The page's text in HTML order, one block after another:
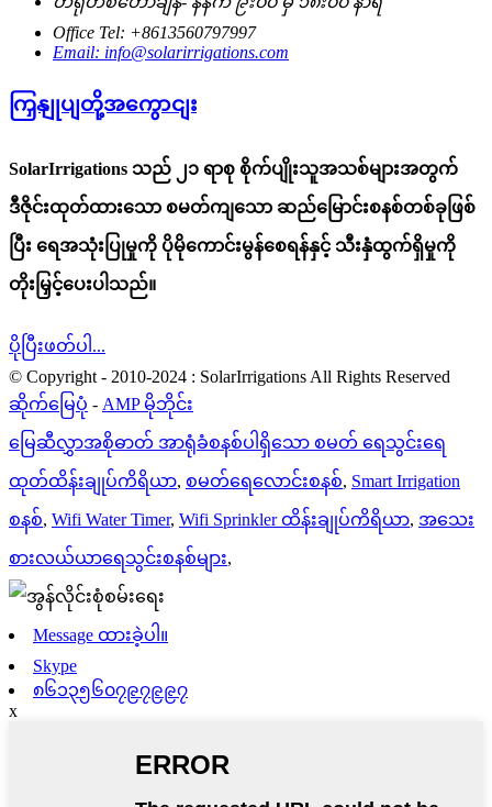
Office Tel: +8613560797997
Email: info@solarirrigations.com
ကြှနျုပျတို့အကွောငျး
SolarIrrigations သည် ၂၁ ရာစု စိုက်ပျိုးသူအသစ်များအတွက်
ဒီဇိုင်းထုတ်ထားသော စမတ်ကျသော ဆည်မြောင်းစနစ်တစ်ခုဖြစ်
ပြီး ရေအသုံးပြုမှုကို ပိုမိုကောင်းမွန်စေရန်နှင့် သီးနှံထွက်ရှိမှုကို
တိုးမြှင့်ပေးပါသည်။
ပိုပြီးဖတ်ပါ...
© Copyright - 2010-2024 : SolarIrrigations All Rights Reserved
ဆိုက်မြေပုံ - AMP မိုဘိုင်း
မြေဆီလွှာအစိုဓာတ် အာရုံခံစနစ်ပါရှိသော စမတ် ရေသွင်းရေ
ထုတ်ထိန်းချုပ်ကိရိယာ, စမတ်ရေလောင်းစနစ်, Smart Irrigation
စနစ်, Wifi Water Timer, Wifi Sprinkler ထိန်းချုပ်ကိရိယာ, အသေး
စားလယ်ယာရေသွင်းစနစ်များ,
Message ထားခဲ့ပါ။
Skype
၈၆၁၃၅၆၀၇၉၇၉၉၇
x